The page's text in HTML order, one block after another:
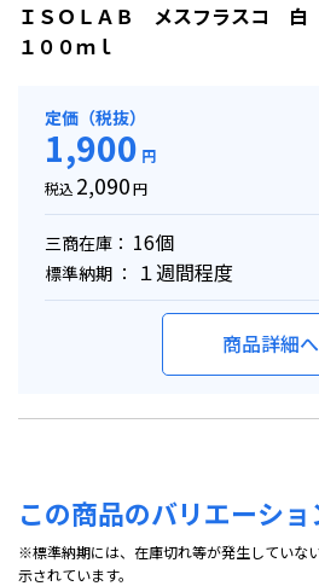
ＩＳＯＬＡＢ メスフラスコ 白
１００ｍｌ
定価（税抜）
1,900 円
税込 2,090円
三商在庫： 16個
標準納期 ： １週間程度
商品詳細へ
この商品のバリエーショ
※標準納期には、在庫切れ等が発生していな
示されています。